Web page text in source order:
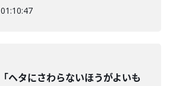
01:10:47
「ヘタにさわらないほうがよいも